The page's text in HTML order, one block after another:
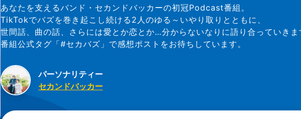
あなたを支えるバンド・セカンドバッカーの初冠Podcast番組。
TikTokでバズを巻き起こし続ける2人のゆる～いやり取りとともに、
世間話、曲の話、さらには愛とか恋とか…分からないなりに語り合っていきま
番組公式タグ「#セカバズ」で感想ポストをお待ちしています。
パーソナリティー
セカンドバッカー